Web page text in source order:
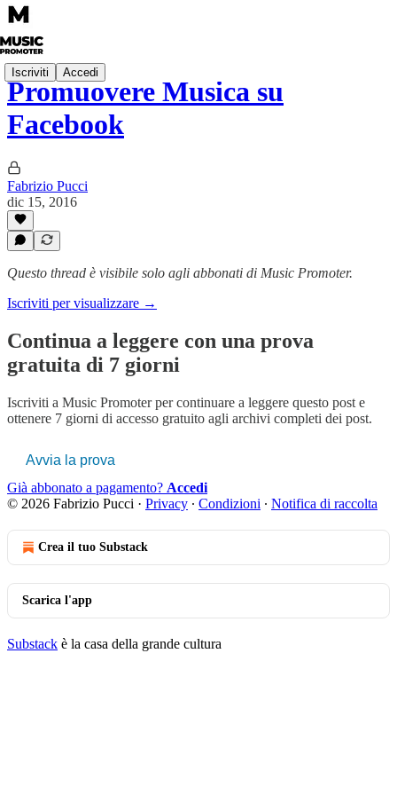
Iscriviti Accedi
Promuovere Musica su
Facebook
Fabrizio Pucci
dic 15, 2016
Questo thread è visibile solo agli abbonati di Music Promoter.
Iscriviti per visualizzare →
Continua a leggere con una prova
gratuita di 7 giorni
Iscriviti a Music Promoterper continuare a leggere questo post e
ottenere 7 giorni di accesso gratuito agli archivi completi dei post.
Avvia la prova
Già abbonato a pagamento? Accedi
© 2026 Fabrizio Pucci · Privacy ∙ Condizioni ∙ Notifica di raccolta
Crea il tuo Substack
Scarica l'app
Substack è la casa della grande cultura